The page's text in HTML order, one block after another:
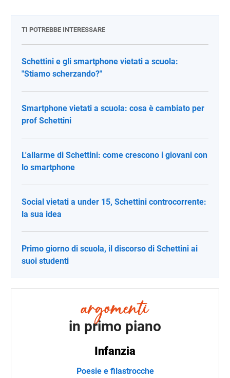
TI POTREBBE INTERESSARE
Schettini e gli smartphone vietati a scuola:
"Stiamo scherzando?"
Smartphone vietati a scuola: cosa è cambiato per
prof Schettini
L'allarme di Schettini: come crescono i giovani con
lo smartphone
Social vietati a under 15, Schettini controcorrente:
la sua idea
Primo giorno di scuola, il discorso di Schettini ai
suoi studenti
in primo piano
Infanzia
Poesie e filastrocche